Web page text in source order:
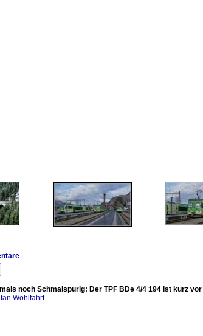
noch Schmalspurig: Der TPF BDe 4/4 194 ist kurz
Wohlfahrt